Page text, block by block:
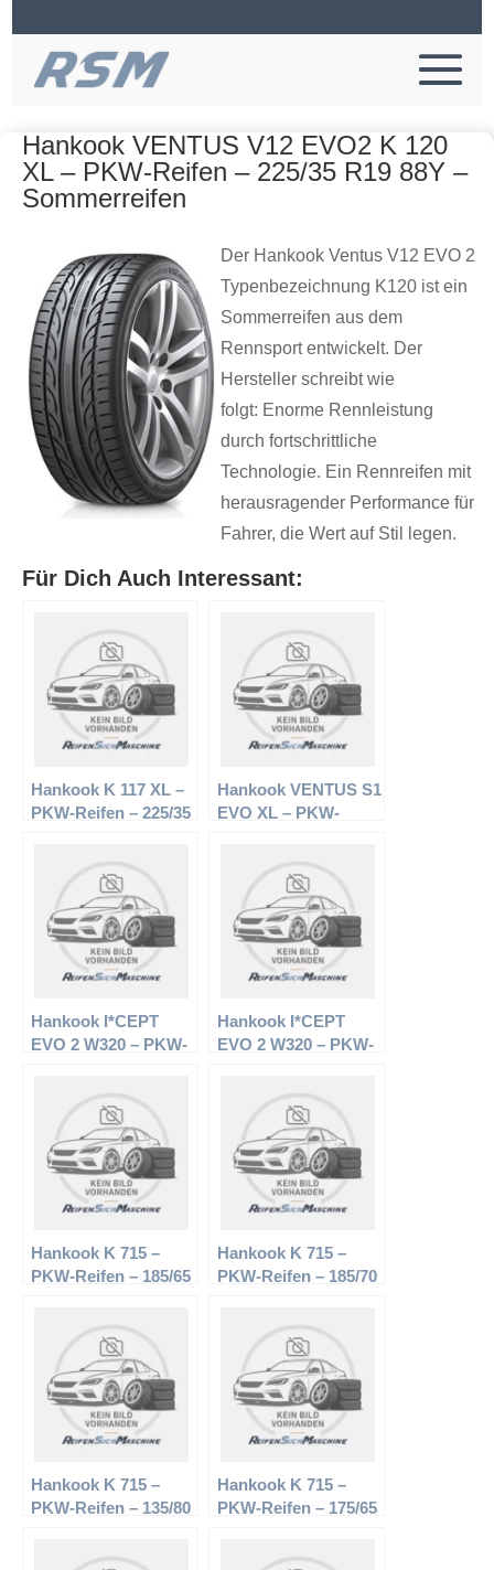
Hankook VENTUS V12 EVO2 K 120
XL – PKW-Reifen – 225/35 R19 88Y –
Sommerreifen
Der Hankook Ventus V12 EVO 2
Typenbezeichnung K120 ist ein
Sommerreifen aus dem
Rennsport entwickelt. Der
Hersteller schreibt wie
folgt: Enorme Rennleistung
durch fortschrittliche
Technologie. Ein Rennreifen mit
herausragender Performance für
Fahrer, die Wert auf Stil legen.
Für Dich Auch Interessant:
Hankook K 117 XL –
PKW-Reifen – 225/35
Hankook VENTUS S1
EVO XL – PKW-
Hankook I*CEPT
EVO 2 W320 – PKW-
Hankook I*CEPT
EVO 2 W320 – PKW-
Hankook K 715 –
PKW-Reifen – 185/65
Hankook K 715 –
PKW-Reifen – 185/70
Hankook K 715 –
PKW-Reifen – 135/80
Hankook K 715 –
PKW-Reifen – 175/65